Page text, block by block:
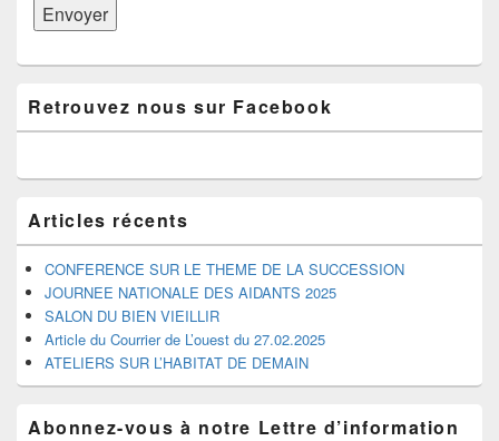
principale
de
pour
barre
latérale
Retrouvez nous sur Facebook
Articles récents
CONFERENCE SUR LE THEME DE LA SUCCESSION
JOURNEE NATIONALE DES AIDANTS 2025
SALON DU BIEN VIEILLIR
Article du Courrier de L’ouest du 27.02.2025
ATELIERS SUR L’HABITAT DE DEMAIN
Abonnez-vous à notre Lettre d’information